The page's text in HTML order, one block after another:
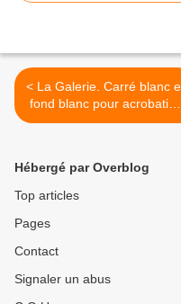
< La Galerie. Carré blanc et
fond blanc pour acrobaties
de toutes les couleurs.
Hébergé par Overblog
Top articles
Pages
Contact
Signaler un abus